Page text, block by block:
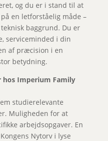
og du er i stand til at
en letforståelig måde –
baggrund. Du er
serviceminded i din
af præcision i en
betydning.
Imperium Family
studierelevante
Muligheden for at
arbejdsopgaver. En
Nytorv i lyse